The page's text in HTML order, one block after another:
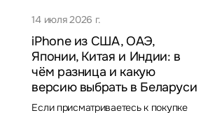
14 июля 2026 г.
iPhone из США, ОАЭ,
Японии, Китая и Индии: в
чём разница и какую
версию выбрать в Беларуси
Если присматриваетесь к покупке